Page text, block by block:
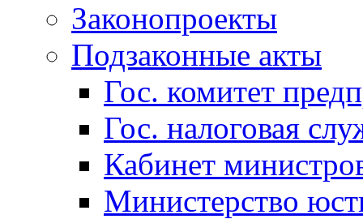
Законопроекты
Подзаконные акты
Гос. комитет
Гос. налоговая
Кабинет
Министерство